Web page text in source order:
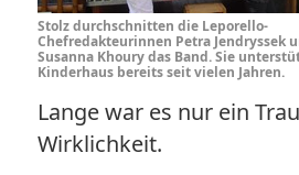
Stolz durchschnitten die Leporello-
Chefredakteurinnen Petra Jendryssek
Susanna Khoury das Band. Sie
Kinderhaus bereits seit vielen Jahren.
Lange war es nur ein
Wirklichkeit.